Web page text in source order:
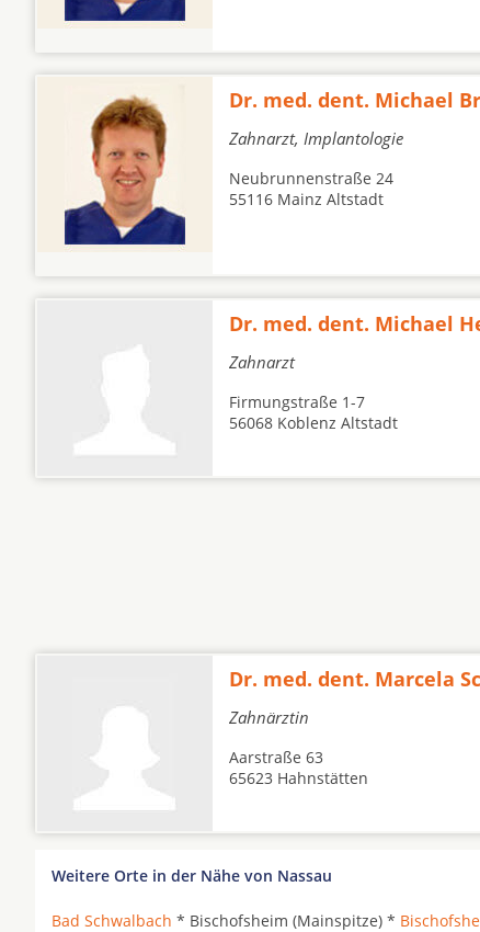
Dr. med. dent. Michael
Zahnarzt, Implantologie
Neubrunnenstraße 24
55116 Mainz Altstadt
Dr. med. dent. Michael
Zahnarzt
Firmungstraße 1-7
56068 Koblenz Altstadt
Dr. med. dent. Marcela
Zahnärztin
Aarstraße 63
65623 Hahnstätten
Weitere Orte in der Nähe von Nassau
Bad Schwalbach * Bischofsheim (Mainspitze) *